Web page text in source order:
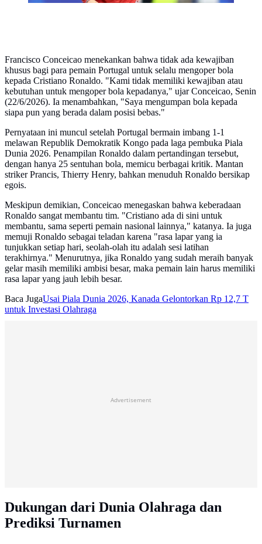
Francisco Conceicao menekankan bahwa tidak ada kewajiban
khusus bagi para pemain Portugal untuk selalu mengoper bola
kepada Cristiano Ronaldo. "Kami tidak memiliki kewajiban atau
kebutuhan untuk mengoper bola kepadanya," ujar Conceicao, Senin
(22/6/2026). Ia menambahkan, "Saya mengumpan bola kepada
siapa pun yang berada dalam posisi bebas."
Pernyataan ini muncul setelah Portugal bermain imbang 1-1
melawan Republik Demokratik Kongo pada laga pembuka Piala
Dunia 2026. Penampilan Ronaldo dalam pertandingan tersebut,
dengan hanya 25 sentuhan bola, memicu berbagai kritik. Mantan
striker Prancis, Thierry Henry, bahkan menuduh Ronaldo bersikap
egois.
Meskipun demikian, Conceicao menegaskan bahwa keberadaan
Ronaldo sangat membantu tim. "Cristiano ada di sini untuk
membantu, sama seperti pemain nasional lainnya," katanya. Ia juga
memuji Ronaldo sebagai teladan karena "rasa lapar yang ia
tunjukkan setiap hari, seolah-olah itu adalah sesi latihan
terakhirnya." Menurutnya, jika Ronaldo yang sudah meraih banyak
gelar masih memiliki ambisi besar, maka pemain lain harus memiliki
rasa lapar yang jauh lebih besar.
Baca JugaUsai Piala Dunia 2026, Kanada Gelontorkan Rp 12,7 T
untuk Investasi Olahraga
Advertisement
Dukungan dari Dunia Olahraga dan
Prediksi Turnamen